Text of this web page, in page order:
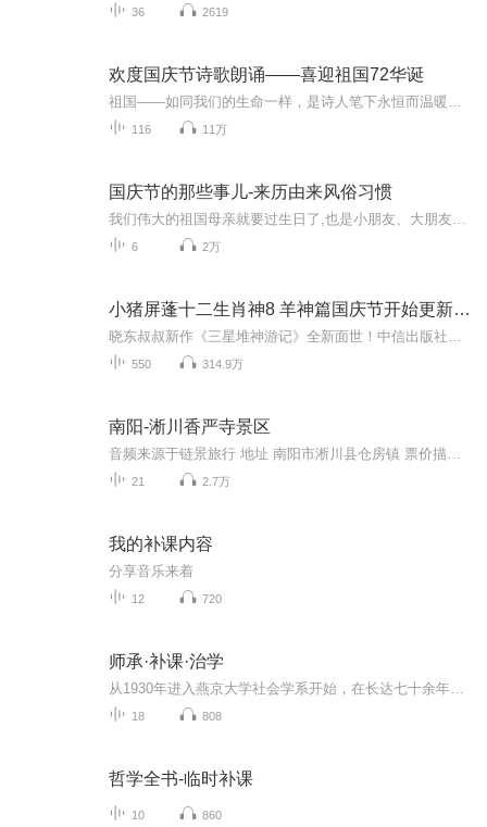
36 2619
欢度国庆节诗歌朗诵——喜迎祖国72华诞
116 11万
国庆节的那些事儿-来历由来风俗习惯
6 2万
小猪屏蓬十二生肖神8 羊神篇国庆节开始更新啦！
550 314.9万
南阳-淅川香严寺景区
21 2.7万
我的补课内容
分享音乐来着
12 720
师承·补课·治学
18 808
哲学全书-临时补课
10 860